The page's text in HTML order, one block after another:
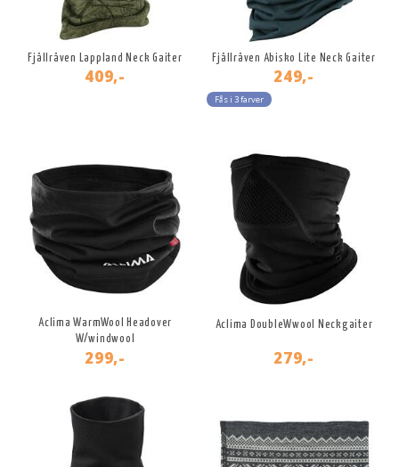
Fjällräven Lappland Neck Gaiter
409,-
Fjällräven Abisko Lite Neck Gaiter
249,-
Fås i 3 farver
Aclima WarmWool Headover
W/windwool
299,-
Aclima DoubleWwool Neckgaiter
279,-